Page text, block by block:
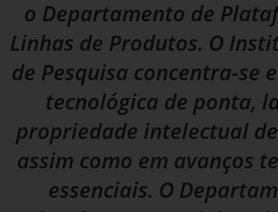
o Departamento de
Linhas de Produtos. O
de Pesquisa concentra-se
tecnológica de ponta,
propriedade intelectual
assim como em avanços
essenciais. O